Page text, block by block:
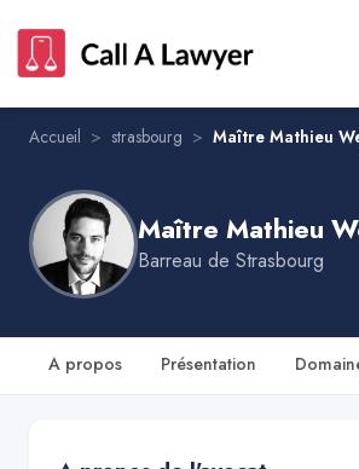
Maître Mathieu Weygand
Accueil > strasbourg > Maître Mathieu
Maître Mathieu
Barreau de Strasbourg
A propos Présentation